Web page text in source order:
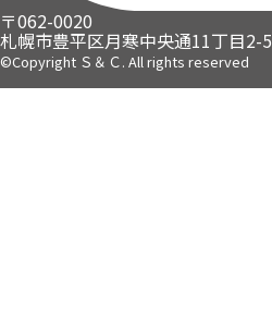
〒062-0020
札幌市豊平区月寒中央通11丁目2-5
©Copyright Ｓ＆Ｃ. All rights reserved